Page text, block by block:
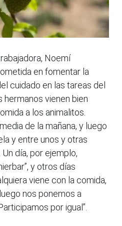
Noemí
en fomentar la
cuidado en las tareas del
hermanos vienen bien
a los animalitos.
de la mañana, y luego
y entre unos y otras
día, por ejemplo,
y otros días
viene con la comida,
nos ponemos a
por igual”.